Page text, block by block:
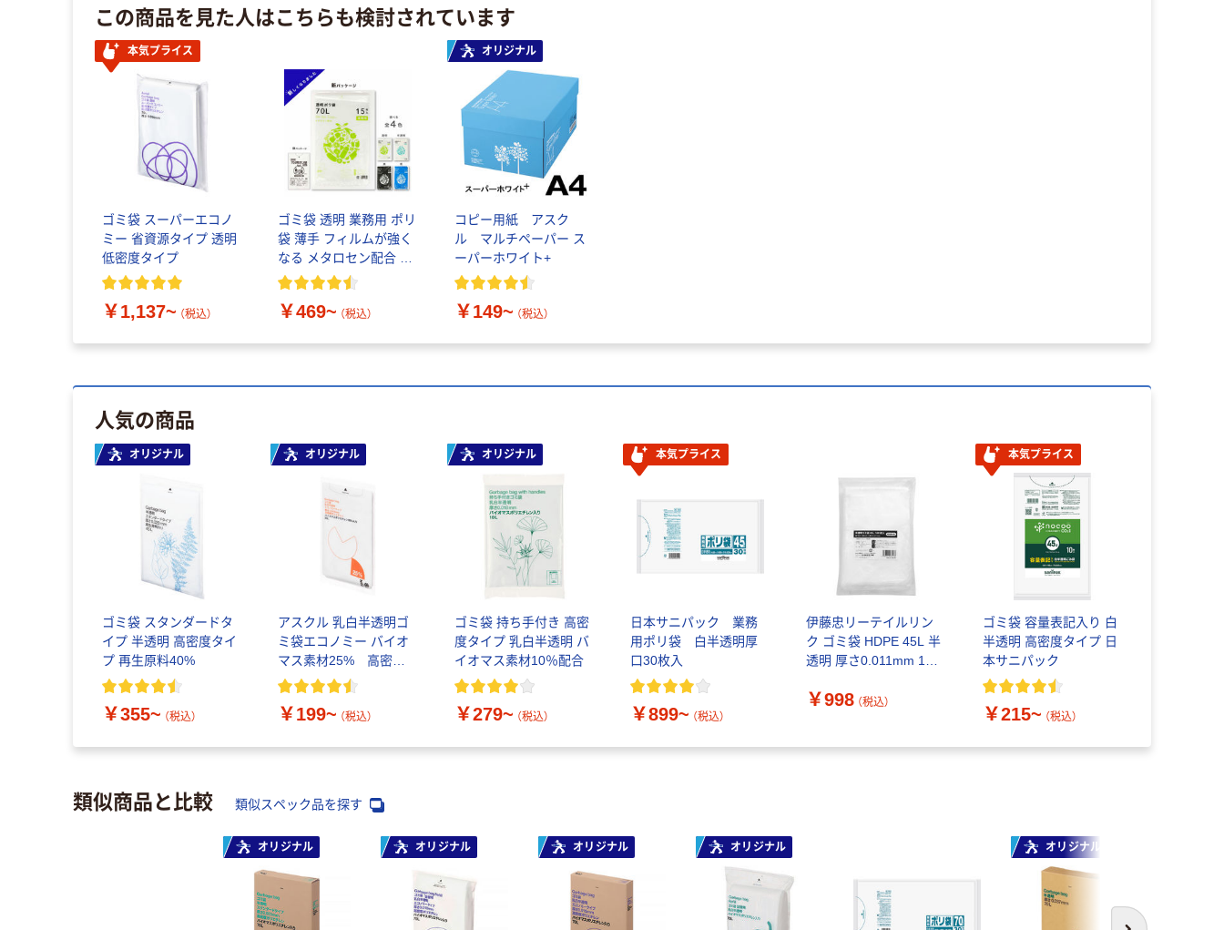
この商品を見た人はこちらも検討されています
本気プライス
ゴミ袋 スーパーエコノ
ミー 省資源タイプ 透明
低密度タイプ
￥1,137~ （税込）
ゴミ袋 透明 業務用 ポリ
袋 薄手 フィルムが強く
なる メタロセン配合 伊
藤忠リーテイルリンク
￥469~ （税込）
オリジナル
コピー用紙 アスク
ル マルチペーパー ス
ーパーホワイト+
￥149~ （税込）
人気の商品
オリジナル
ゴミ袋 スタンダードタ
イプ 半透明 高密度タイ
プ 再生原料40%
￥355~ （税込）
オリジナル
アスクル 乳白半透明ゴ
ミ袋エコノミー バイオ
マス素材25% 高密度
タイプ
0L
￥199~ （税込）
オリジナル
ゴミ袋 持ち手付き 高密
度タイプ 乳白半透明 バ
イオマス素材10％配合
￥279~ （税込）
本気プライス
日本サニパック 業務
用ポリ袋 白半透明厚
口30枚入
￥899~ （税込）
伊藤忠リーテイルリン
ク ゴミ袋 HDPE 45L 半
透明 厚さ0.011mm 1パ
￥998 （税込）
本気プライス
ゴミ袋 容量表記入り 白
半透明 高密度タイプ 日
本サニパック
￥215~ （税込）
類似商品と比較 類似スペック品を探す
オリジナル オリジナル オリジナル オリジナル オリジナル